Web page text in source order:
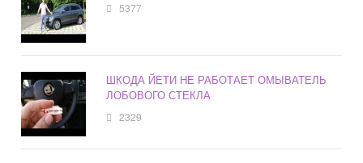
5377
ШКОДА ЙЕТИ НЕ РАБОТАЕТ ОМЫВАТЕЛЬ
ЛОБОВОГО СТЕКЛА
2329